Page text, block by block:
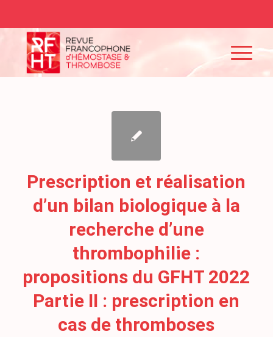
Prescription et réalisation
d’un bilan biologique à la
recherche d’une
thrombophilie :
propositions du GFHT 2022
Partie II : prescription en
cas de thromboses